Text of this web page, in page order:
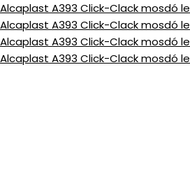
Alcaplast A393 Click-Clack mosdó
Alcaplast A393 Click-Clack mosdó
Alcaplast A393 Click-Clack mosdó
Alcaplast A393 Click-Clack mosdó